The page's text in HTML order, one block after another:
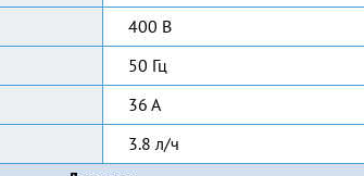
400 В
50 Гц
36 А
3.8 л/ч